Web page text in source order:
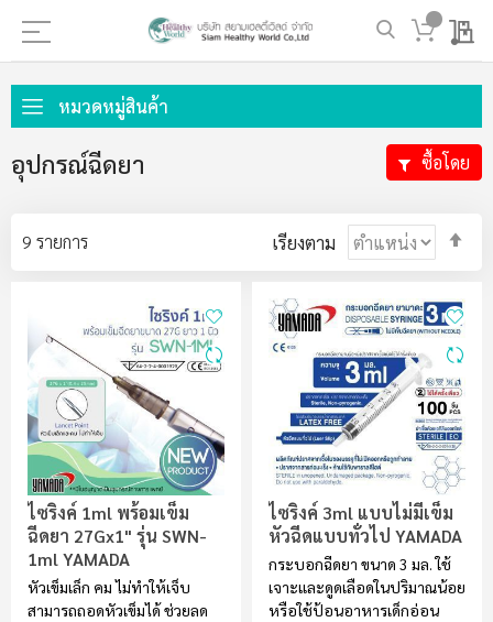
My
ไป
ที่
หมวดหมู่สินค้า
อุปกรณ์ฉีดยา
9 รายการ เรียงตาม
ไซริงค์ 1ml พร้อมเข็ม
ฉีดยา 27Gx1" รุ่น SWN-
1ml YAMADA
หัวเข็มเล็ก คม ไม่ทำให้เจ็บ
สามารถถอดหัวเข็มได้ ช่วยลด
ไซริงค์ 3ml แบบไม่มีเข็ม
หัวฉีดแบบทั่วไป YAMADA
กระบอกฉีดยา ขนาด 3 มล. ใช้
เจาะและดูดเลือดในปริมาณน้อย
หรือใช้ป้อนอาหารเด็กอ่อน
ซื้อโดย